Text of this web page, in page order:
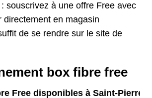
souscrivez à une offre Free avec
directement en magasin
de se rendre sur le site de
box fibre free
Free disponibles à Saint-Pierre-